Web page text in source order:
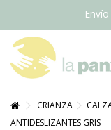
CRIANZA
ANTIDESLIZANTES GRIS